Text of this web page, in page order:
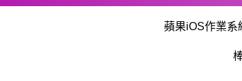
蘋果iOS作業系